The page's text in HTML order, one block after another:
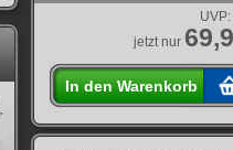
UVP:
jetzt nur
In den Warenkorb